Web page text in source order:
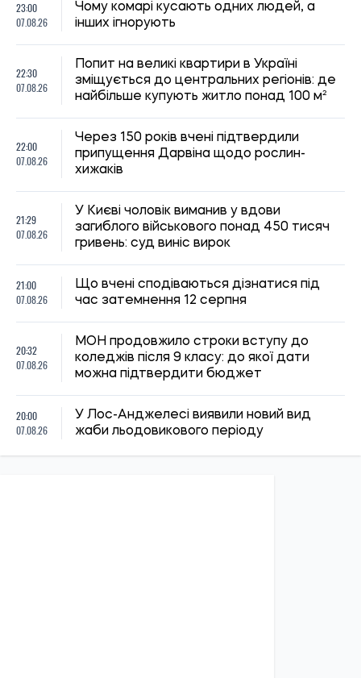
23:00
07.08.26
Чому комарі кусають одних людей, а
інших ігнорують
22:30
07.08.26
Попит на великі квартири в Україні
зміщується до центральних регіонів: де
найбільше купують житло понад 100 м²
22:00
07.08.26
Через 150 років вчені підтвердили
припущення Дарвіна щодо рослин-
хижаків
21:29
07.08.26
У Києві чоловік виманив у вдови
загиблого військового понад 450 тисяч
гривень: суд виніс вирок
21:00
07.08.26
Що вчені сподіваються дізнатися під
час затемнення 12 серпня
20:32
07.08.26
МОН продовжило строки вступу до
коледжів після 9 класу: до якої дати
можна підтвердити бюджет
20:00
07.08.26
У Лос-Анджелесі виявили новий вид
жаби льодовикового періоду